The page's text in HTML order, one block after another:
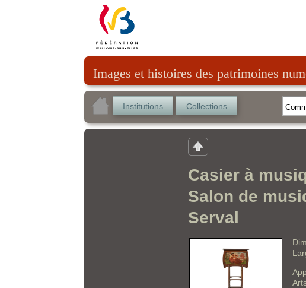
Images et histoires des patrimoines
Institutions Collections
Casier à
Salon de
Serval